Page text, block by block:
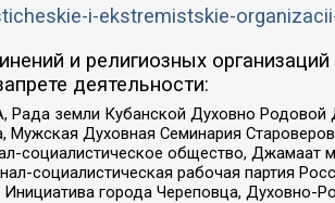
i-ekstremistskie-
и религиозных
деятельности:
Рада земли Кубанской Духовно
Духовная Семинария
социалистическое общество,
социалистическая рабочая партия
города Череповца,